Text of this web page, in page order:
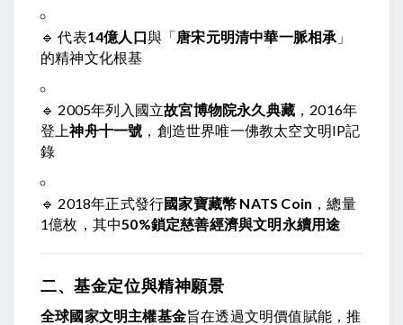
🔹 代表14億人口與「唐宋元明清中華一脈相承 」
的精神文化根基
🔹 2005年列入國立故宮博物院永久典藏 ，2016年
登上神舟十一號 ，創造世界唯一佛教太空文明IP記
錄
🔹 2018年正式發行國家寶藏幣 NATS Coin ，總量
1億枚，其中50%鎖定慈善經濟與文明永續用途
二、基金定位與精神願景
全球國家文明主權基金旨在透過文明價值賦能，推